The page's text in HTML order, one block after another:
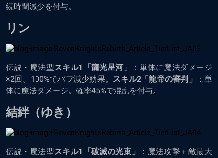
続時間減少を付与。
リン
伝説・魔法型スキル1「龍光星河」
：単体に魔法ダメージ
×2回。100%でバフ減少効果。 スキル2「龍帝の審判」
：単
体に魔法ダメージ。確率45%で混乱を付与。
結絆（ゆき）
伝説・魔法型スキル1「破滅の光束」
：魔法攻撃＋敵最大